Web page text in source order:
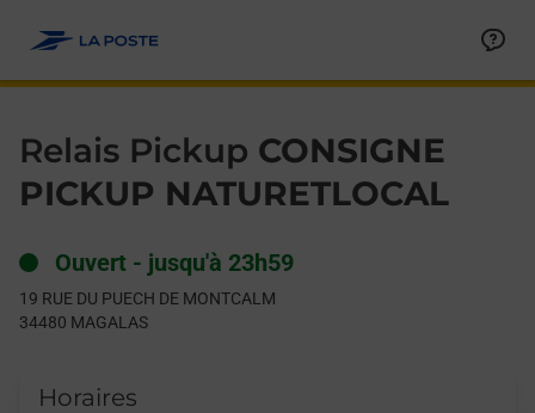
Relais Pickup CONSIGNE
PICKUP NATURETLOCAL
Ouvert - jusqu'à 23h59
19 RUE DU PUECH DE MONTCALM
34480 MAGALAS
Horaires